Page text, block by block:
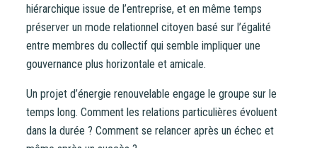
hiérarchique issue de l’entreprise, et en même temps
préserver un mode relationnel citoyen basé sur l’égalité
entre membres du collectif qui semble impliquer une
gouvernance plus horizontale et amicale.
Un projet d’énergie renouvelable engage le groupe sur le
temps long. Comment les relations particulières évoluent
dans la durée ? Comment se relancer après un échec et